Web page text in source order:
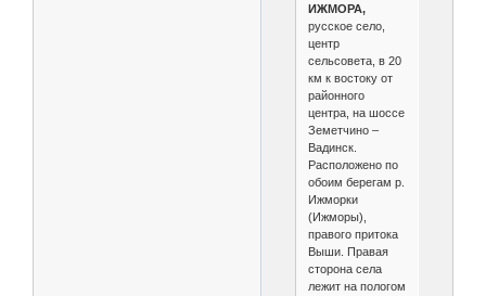
ИЖМОРА,
русское село,
центр
сельсовета, в 20
км к востоку от
районного
центра, на шоссе
Земетчино –
Вадинск.
Расположено по
обоим берегам р.
Ижморки
(Ижморы),
правого притока
Выши. Правая
сторона села
лежит на пологом